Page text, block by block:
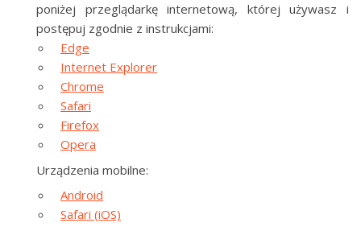
poniżej przeglądarkę internetową, której używasz i
postępuj zgodnie z instrukcjami:
Edge
Internet Explorer
Chrome
Safari
Firefox
Opera
Urządzenia mobilne:
Android
Safari (iOS)